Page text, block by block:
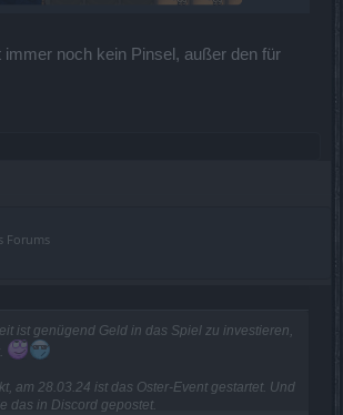
immer noch kein Pinsel, außer den für
Forums
ist genügend Geld in das Spiel zu investieren,
am 28.03.24 ist das Oster-Event gestartet. Und
das in Discord gepostet.